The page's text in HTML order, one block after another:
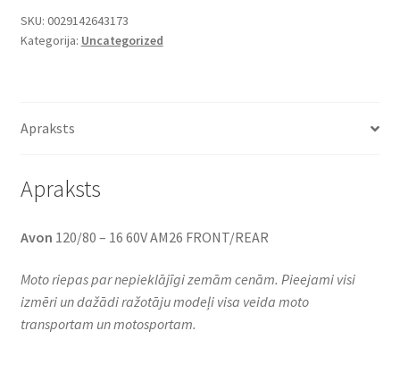
SKU: 0029142643173
Kategorija: Uncategorized
Apraksts
Apraksts
Avon 120/80 – 16 60V AM26 FRONT/REAR
Moto riepas par nepieklājīgi zemām cenām. Pieejami visi
izmēri un dažādi ražotāju modeļi visa veida moto
transportam un motosportam.